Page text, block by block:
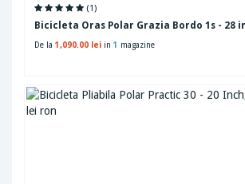
(1)
Bicicleta Oras Polar Grazia Bordo 1s - 28
De la 1,090.00 lei in 1 magazine